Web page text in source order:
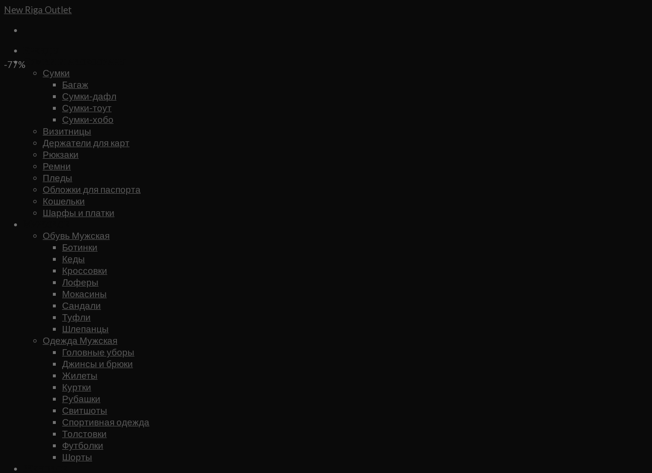
Skip
content
New Riga Outlet
Сумки и аксессуары
Сумки
Багаж
Сумки-дафл
Сумки-тоут
Сумки-хобо
Визитницы
Держатели для карт
Рюкзаки
Ремни
Пледы
Обложки для паспорта
Кошельки
Шарфы и платки
Обувь Мужская
Ботинки
Кеды
Кроссовки
Лоферы
Мокасины
Сандали
Туфли
Шлепанцы
Одежда Мужская
Головные уборы
Джинсы и брюки
Жилеты
Куртки
Рубашки
Свитшоты
Спортивная одежда
Толстовки
Футболки
Шорты
-77%